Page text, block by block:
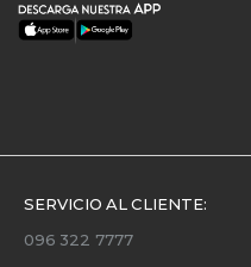
SERVICIO AL CLIENTE:
096 322 7777